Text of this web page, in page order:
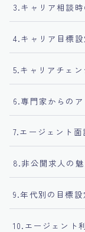
3.キャリア相談
4.キャリア目標
5.キャリアチェ
6.専門家からの
7.エージェント面
8.非公開求人の魅
9.年代別の目標
10.エージェント